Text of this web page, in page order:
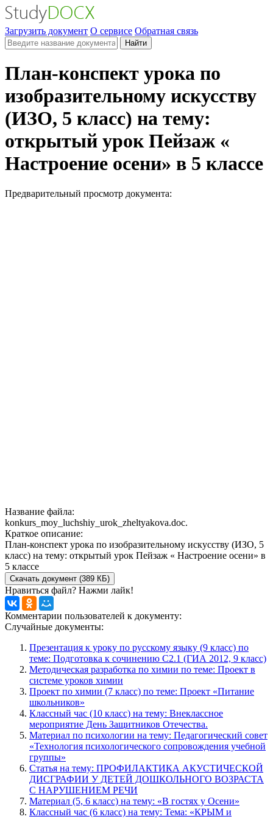
Загрузить документ О сервисе Обратная связь
Найти
План-конспект урока по
изобразительному искусству
(ИЗО, 5 класс) на тему:
открытый урок Пейзаж «
Настроение осени» в 5 классе
Предварительный просмотр документа:
Название файла:
konkurs_moy_luchshiy_urok_zheltyakova.doc.
Краткое описание:
План-конспект урока по изобразительному искусству (ИЗО, 5
класс) на тему: открытый урок Пейзаж « Настроение осени» в
5 классе
Скачать документ (389 КБ)
Нравиться файл? Нажми лайк!
Комментарии пользователей к документу:
Случайные документы:
Презентация к уроку по русскому языку (9 класс) по
теме: Подготовка к сочинению С2.1 (ГИА 2012, 9 класс)
Методическая разработка по химии по теме: Проект в
системе уроков химии
Проект по химии (7 класс) по теме: Проект «Питание
школьников»
Классный час (10 класс) на тему: Внеклассное
мероприятие День Защитников Отечества.
Материал по психологии на тему: Педагогический совет
«Технология психологического сопровождения учебной
группы»
Статья на тему: ПРОФИЛАКТИКА АКУСТИЧЕСКОЙ
ДИСГРАФИИ У ДЕТЕЙ ДОШКОЛЬНОГО ВОЗРАСТА
С НАРУШЕНИЕМ РЕЧИ
Материал (5, 6 класс) на тему: «В гостях у Осени»
Классный час (6 класс) на тему: Тема: «КРЫМ и